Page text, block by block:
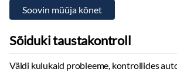
Käed vabad süsteem
Autokompuuter
Sõiduki taustakontroll
Väldi kulukaid probleeme, kontrollides